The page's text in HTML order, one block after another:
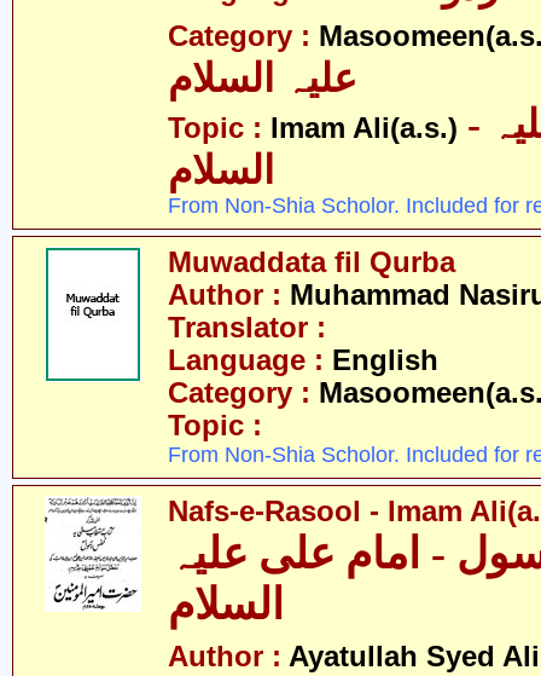
Category :
Topic : Imam Ali(a.s.) - امام علی علیہ
السلام
From Non-Shia Scholor. Included for
Muwaddata fil Qurba
Author : Muhammad
Translator :
Language : English
Category :
Topic :
From Non-Shia Scholor. Included for
Nafs-e-Rasool - Imam
- امام علی علیہ
Author : Ayatullah Syed